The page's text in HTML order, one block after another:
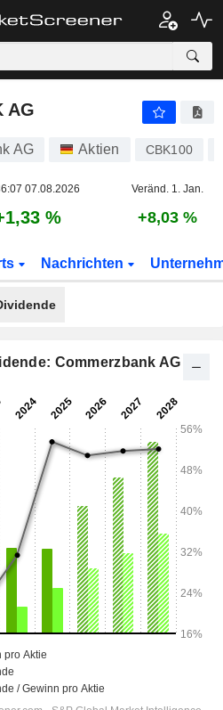
AG
AG Aktien CBK100
07.08.2026 Veränd. 1. Jan.
% +8,03 %
Nachrichten
Commerzbank AG